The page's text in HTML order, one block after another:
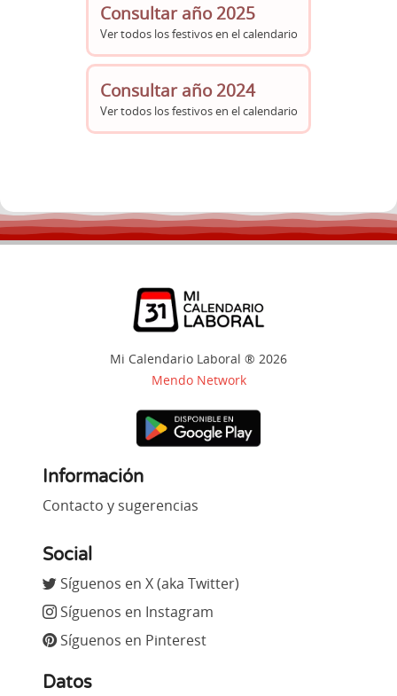
Consultar año 2025
Ver todos los festivos en el calendario
Consultar año 2024
Ver todos los festivos en el calendario
Mi Calendario Laboral ® 2026
Mendo Network
Información
Contacto y sugerencias
Social
Síguenos en X (aka Twitter)
Síguenos en Instagram
Síguenos en Pinterest
Datos